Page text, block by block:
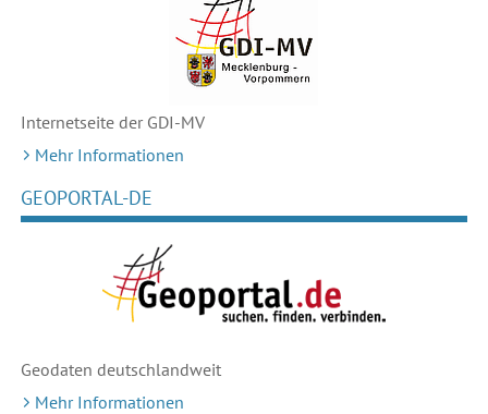
Internetseite der GDI-MV
Mehr Informationen
GEOPORTAL-DE
Geodaten deutschlandweit
Mehr Informationen